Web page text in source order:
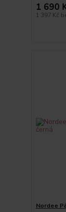
1 690
1 397 Kč
Nordee